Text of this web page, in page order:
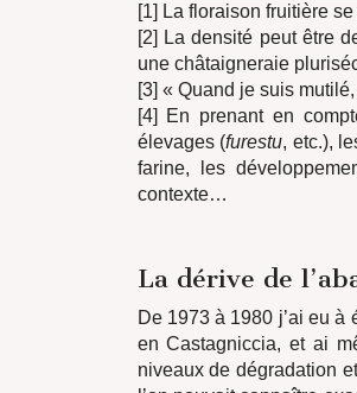
[1] La floraison fruitière
[2] La densité peut être
une châtaigneraie
[3] « Quand je suis
[4] En prenant en
élevages (furestu, etc.),
farine, les
contexte…
La dérive de
De 1973 à 1980 j’ai eu
en Castagniccia, et ai
niveaux de dégradation